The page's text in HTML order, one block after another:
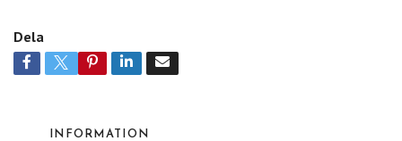
Dela
INFORMATION